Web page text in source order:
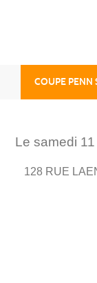
COUPE PENN
Le samedi 11
128 RUE